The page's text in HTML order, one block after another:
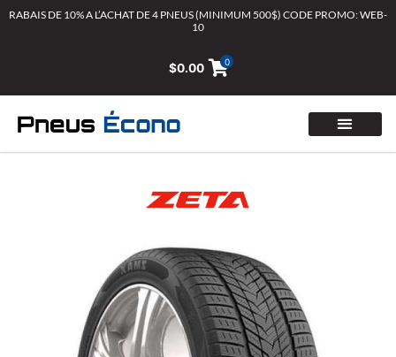
AllerRABAIS DE 10% A L’ACHAT DE 4 PNEUS (MINIMUM 500$) CODE PROMO: WEB-
10
$0.00 0